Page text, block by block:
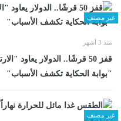
غير مصنف
منذ 3 أشهر
قفز 50 قرشًا.. الدولار يعاود
"بوابة الحكاية تكشف الأسباب"
غير مصنف